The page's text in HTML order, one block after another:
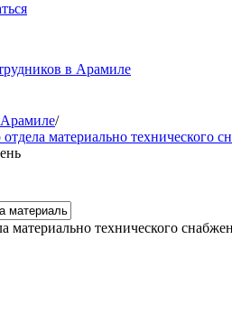
в Арамиле
/
материально технического
материально технического